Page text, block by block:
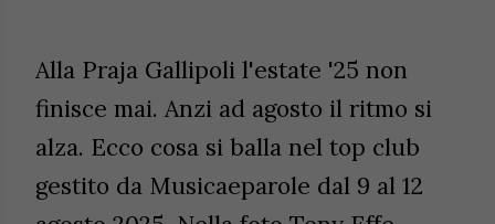
Alla Praja Gallipoli l'estate '25 non
finisce mai. Anzi ad agosto il ritmo si
alza. Ecco cosa si balla nel top club
gestito da Musicaeparole dal 9 al 12